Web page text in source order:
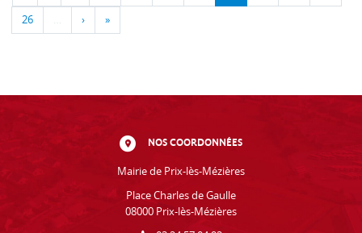
26 … › »
NOS COORDONNÉES
Mairie de Prix-lès-Mézières
Place Charles de Gaulle
08000 Prix-lès-Mézières